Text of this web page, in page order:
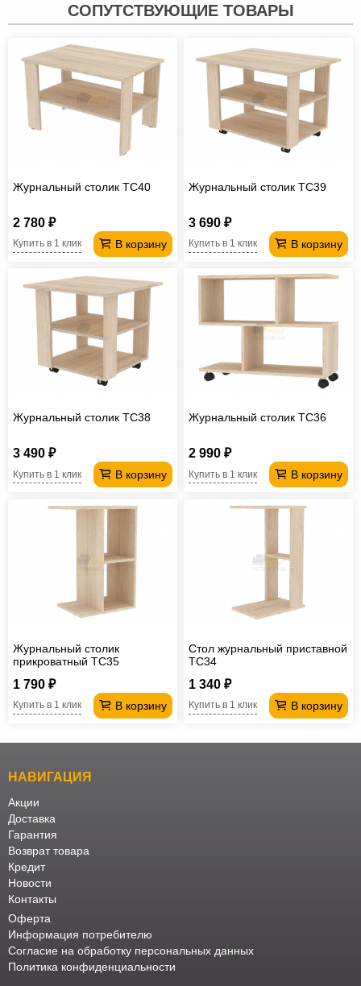
СОПУТСТВУЮЩИЕ ТОВАРЫ
Журнальный столик TC40
2 780 ₽
В корзину
Купить в 1 клик
Журнальный столик TC39
3 690 ₽
В корзину
Купить в 1 клик
Журнальный столик TC38
3 490 ₽
В корзину
Купить в 1 клик
Журнальный столик TC36
2 990 ₽
В корзину
Купить в 1 клик
Журнальный столик
прикроватный TC35
1 790 ₽
В корзину
Купить в 1 клик
Стол журнальный приставной
TC34
1 340 ₽
В корзину
Купить в 1 клик
НАВИГАЦИЯ
Акции
Доставка
Гарантия
Возврат товара
Кредит
Новости
Контакты
Оферта
Информация потребителю
Согласие на обработку персональных данных
Политика конфиденциальности